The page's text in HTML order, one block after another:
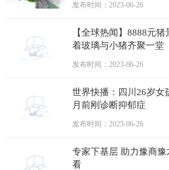
发布时间：2023-06-26
【全球热闻】8888元
着玻璃与小猪齐聚一堂
发布时间：2023-06-26
世界快播：四川26岁女
月前刚诊断抑郁症
发布时间：2023-06-26
专家下基层 助力豫商
看